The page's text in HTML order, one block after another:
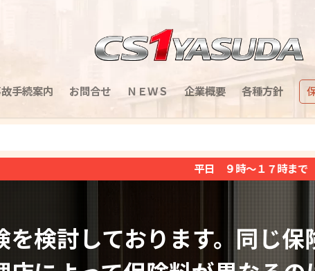
手続案内 お問合せ ＮＥＷＳ 企業概要 各種方針
平日 ９時～１７時まで ０３－５８５１－２
検討しております。同じ保